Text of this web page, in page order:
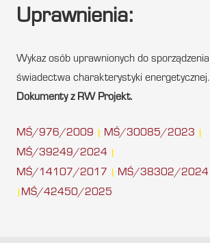
Uprawnienia:
Wykaz osób uprawnionych do sporządzenia
świadectwa charakterystyki energetycznej.
Dokumenty z RW Projekt.
MŚ/976/2009 MŚ/30085/2023
MŚ/39249/2024
MŚ/14107/2017 MŚ/38302/2024
MŚ/42450/2025